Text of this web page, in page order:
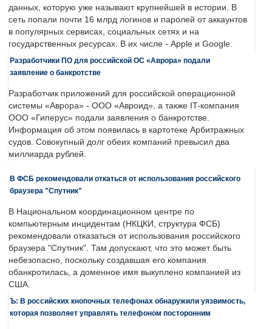
данных, которую уже называют крупнейшей в истории. В
сеть попали почти 16 млрд логинов и паролей от аккаунтов
в популярных сервисах, социальных сетях и на
государственных ресурсах. В их числе - Apple и Google.
Разработчики ПО для российской ОС «Аврора» подали
заявление о банкротстве
Разработчик приложений для российской операционной
системы «Аврора» - ООО «Авроид», а также IT-компания
ООО «Гиперус» подали заявления о банкротстве.
Информация об этом появилась в картотеке Арбитражных
судов. Совокупный долг обеих компаний превысил два
миллиарда рублей.
В ФСБ рекомендовали откаться от использования российского
браузера "Спутник"
В Национальном координационном центре по
компьютерным инцидентам (НКЦКИ, структура ФСБ)
рекомендовали отказаться от использования российского
браузера "Спутник". Там допускают, что это может быть
небезопасно, поскольку создавшая его компания
обанкротилась, а доменное имя выкуплено компанией из
США.
Ъ: В российских кнопочных телефонах обнаружили уязвимость,
которая позволяет управлять телефоном посторонним